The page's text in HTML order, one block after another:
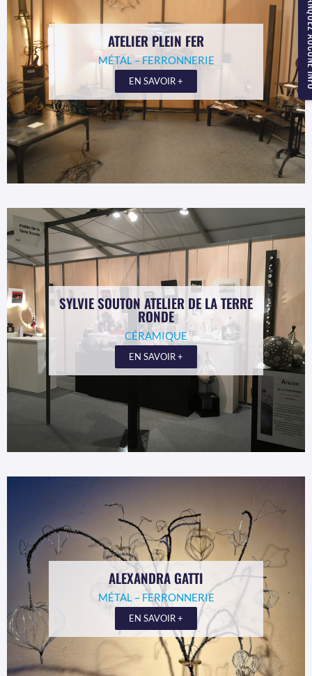
NE
ATELIER PLEIN FER
MÉTAL – FERRONNERIE
EN SAVOIR +
SYLVIE SOUTON ATELIER DE LA TERRE
RONDE
CÉRAMIQUE
EN SAVOIR +
ALEXANDRA GATTI
MÉTAL – FERRONNERIE
EN SAVOIR +